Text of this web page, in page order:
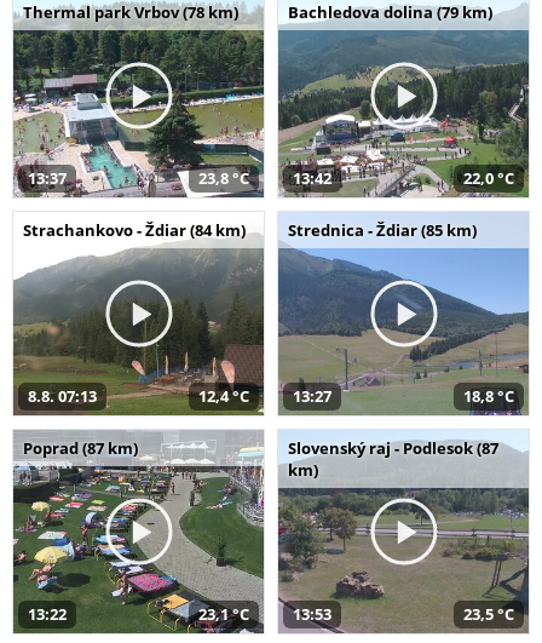
Thermal park Vrbov (78 km)
13:37 23,8 °C
Bachledova dolina (79 km)
13:42 22,0 °C
Strachankovo - Ždiar (84 km)
8.8. 07:13 12,4 °C
Strednica - Ždiar (85 km)
13:27 18,8 °C
Poprad (87 km)
13:22 23,1 °C
Slovenský raj - Podlesok (87
km)
13:53 23,5 °C